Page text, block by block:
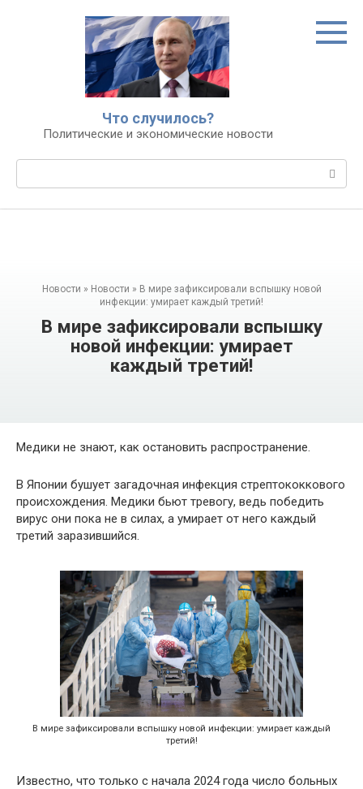
Что случилось?
Политические и экономические новости
Новости » Новости » В мире зафиксировали вспышку новой
инфекции: умирает каждый третий!
В мире зафиксировали вспышку
новой инфекции: умирает
каждый третий!
Медики не знают, как остановить распространение.
В Японии бушует загадочная инфекция стрептококкового
происхождения. Медики бьют тревогу, ведь победить
вирус они пока не в силах, а умирает от него каждый
третий заразившийся.
В мире зафиксировали вспышку новой инфекции: умирает каждый
третий!
Известно, что только с начала 2024 года число больных